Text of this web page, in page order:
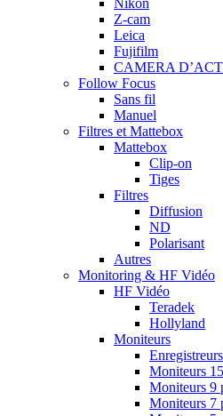
Z-cam
Leica
Fujifilm
CAMERA
Follow Focus
Sans fil
Manuel
Filtres et Mattebox
Mattebox
Clip-on
Tiges
Filtres
Diffusion
ND
Polarisant
Autres
Monitoring & HF Vidéo
HF Vidéo
Teradek
Hollyland
Moniteurs
Moniteurs
Moniteurs 9
Moniteurs 7